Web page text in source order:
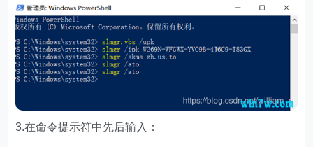
3.在命令提示符中先后输入：